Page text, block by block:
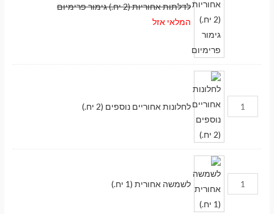
לדלתות אחוריות (2 יח.) גימור פרימיום
המלאי אזל
לחלונות אחוריים נוספים (2 יח.)
לשמשה אחורית (1 יח.)
מעבר לסל הקניות